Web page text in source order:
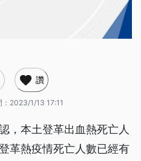
讚
2023/1/13 17:11
，本土登革出血熱死亡人
革熱疫情死亡人數已經有